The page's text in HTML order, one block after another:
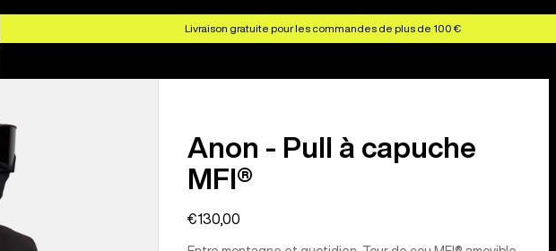
Livraison gratuite pour les commandes de plus de 100 €
Anon - Pull à capuche
MFI®
€130,00